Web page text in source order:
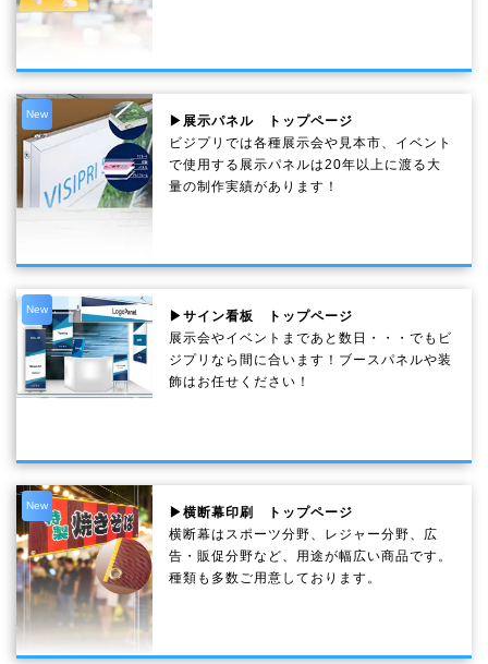
New
▶展示パネル トップページ
ビジプリでは各種展示会や見本市、イベント
で使用する展示パネルは20年以上に渡る大
量の制作実績があります！
New
▶サイン看板 トップページ
展示会やイベントまであと数日・・・でもビ
ジプリなら間に合います！ブースパネルや装
飾はお任せください！
New
▶横断幕印刷 トップページ
横断幕はスポーツ分野、レジャー分野、広
告・販促分野など、用途が幅広い商品です。
種類も多数ご用意しております。